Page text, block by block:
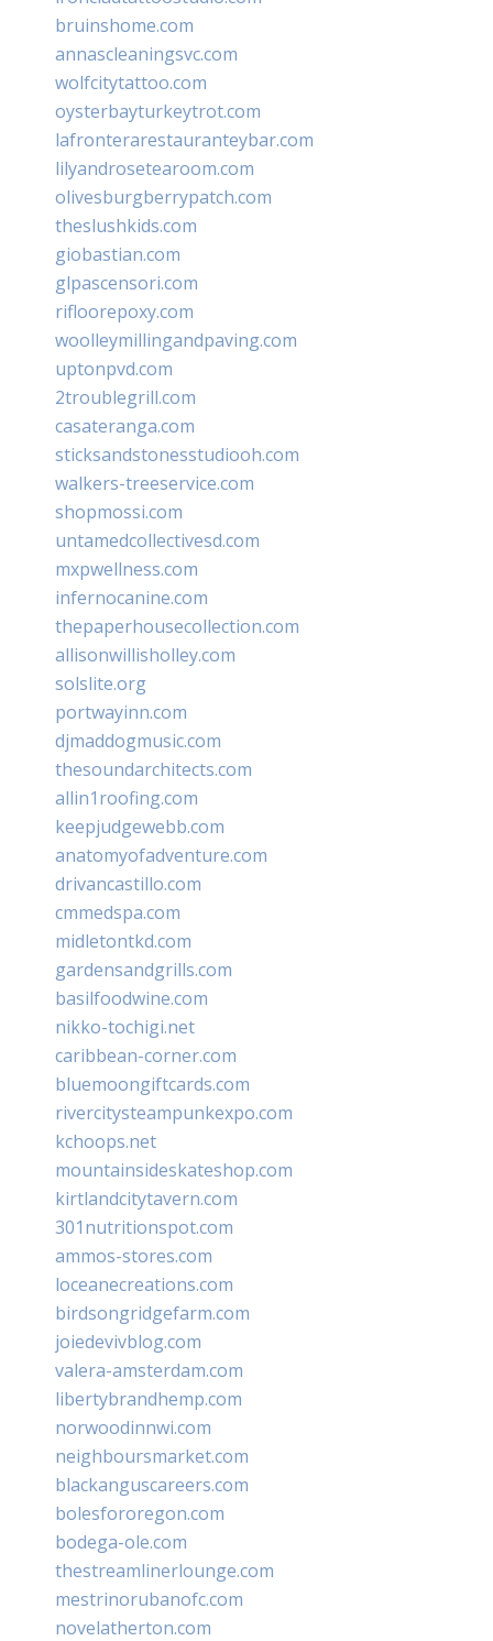
bruinshome.com
annascleaningsvc.com
wolfcitytattoo.com
oysterbayturkeytrot.com
lafronterarestauranteybar.com
lilyandrosetearoom.com
olivesburgberrypatch.com
theslushkids.com
giobastian.com
glpascensori.com
rifloorepoxy.com
woolleymillingandpaving.com
uptonpvd.com
2troublegrill.com
casateranga.com
sticksandstonesstudiooh.com
walkers-treeservice.com
shopmossi.com
untamedcollectivesd.com
mxpwellness.com
infernocanine.com
thepaperhousecollection.com
allisonwillisholley.com
solslite.org
portwayinn.com
djmaddogmusic.com
thesoundarchitects.com
allin1roofing.com
keepjudgewebb.com
anatomyofadventure.com
drivancastillo.com
cmmedspa.com
midletontkd.com
gardensandgrills.com
basilfoodwine.com
nikko-tochigi.net
caribbean-corner.com
bluemoongiftcards.com
rivercitysteampunkexpo.com
kchoops.net
mountainsideskateshop.com
kirtlandcitytavern.com
301nutritionspot.com
ammos-stores.com
loceanecreations.com
birdsongridgefarm.com
joiedevivblog.com
valera-amsterdam.com
libertybrandhemp.com
norwoodinnwi.com
neighboursmarket.com
blackanguscareers.com
bolesfororegon.com
bodega-ole.com
thestreamlinerlounge.com
mestrinorubanofc.com
novelatherton.com